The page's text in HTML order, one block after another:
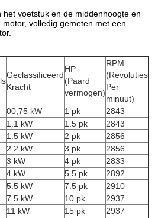
voetstuk en de middenhoogte en
volledig gemeten met een
Geclassificeerd
Kracht
HP
(Paard
vermogen)
RPM
(Revoluties
Per
minuut)
00,75 kW 1 pk
2843
1.1 kW 1.5 pk
2843
1.5 kW 2 pk
2856
2.2 kW 3 pk
2856
3 kW 4 pk
2833
4 kW 5.5 pk
2892
5.5 kW 7.5 pk
2910
7.5 kW 10 pk
2937
11 kW 15 pk
2937